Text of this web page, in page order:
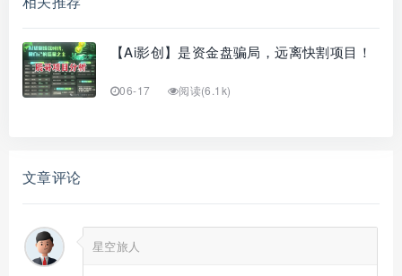
【Ai影创】是资金盘骗局，远离快割项目！
06-17 阅读(6.1k)
文章评论
星空旅人